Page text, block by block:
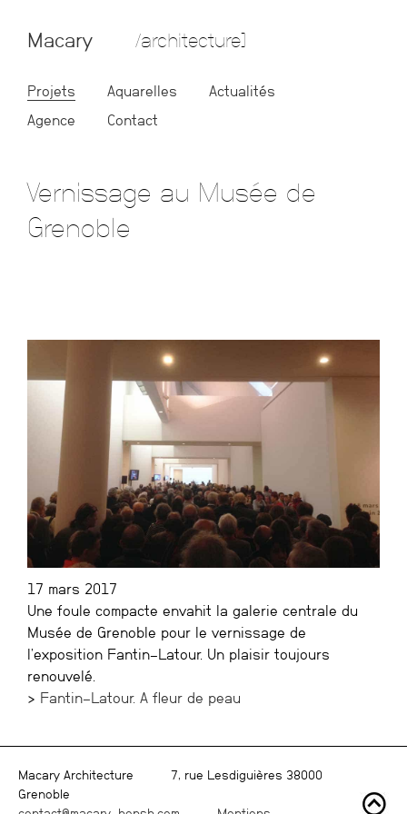
Macary /architecture]
Projets Aquarelles
Actualités
Agence
Contact
Vernissage au Musée de
Grenoble
17 mars 2017
Une foule compacte envahit la galerie centrale du
Musée de Grenoble pour le vernissage de
l’exposition Fantin-Latour. Un plaisir toujours
renouvelé.
> Fantin-Latour. A fleur de peau
Macary Architecture
7, rue Lesdiguières 38000
Grenoble